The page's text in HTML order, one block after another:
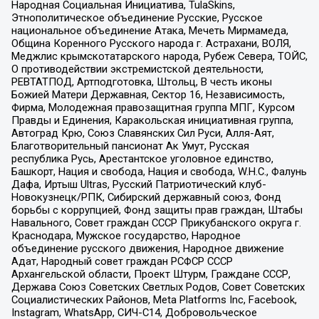
Народная Социальная Инициатива, TulaSkins,
Этнополитическое объединение Русские, Русское
национальное объединение Атака, Мечеть Мирмамеда,
Община Коренного Русского народа г. Астрахани, ВОЛЯ,
Меджлис крымскотатарского народа, Рубеж Севера, ТОЙС,
О противодействии экстремистской деятельности,
РЕВТАТПОД, Артподготовка, Штольц, В честь иконы
Божией Матери Державная, Сектор 16, Независимость,
Фирма, Молодежная правозащитная группа МПГ, Курсом
Правды и Единения, Каракольская инициативная группа,
Автоград Крю, Союз Славянских Сил Руси, Алля-Аят,
Благотворительный пансионат Ак Умут, Русская
республика Русь, Арестантское уголовное единство,
Башкорт, Нация и свобода, Нация и свобода, W.H.С., Фалунь
Дафа, Иртыш Ultras, Русский Патриотический клуб-
Новокузнецк/РПК, Сибирский державный союз, Фонд
борьбы с коррупцией, Фонд защиты прав граждан, Штабы
Навального, Совет граждан СССР Прикубанского округа г.
Краснодара, Мужское государство, Народное
объединение русского движения, Народное движение
Адат, Народный совет граждан РСФСР СССР
Архангельской области, Проект Штурм, Граждане СССР,
Держава Союз Советских Светлых Родов, Совет Советских
Социалистических Районов, Meta Platforms Inc, Facebook,
Instagram, WhatsApp, СИЧ-С14, Добровольческое